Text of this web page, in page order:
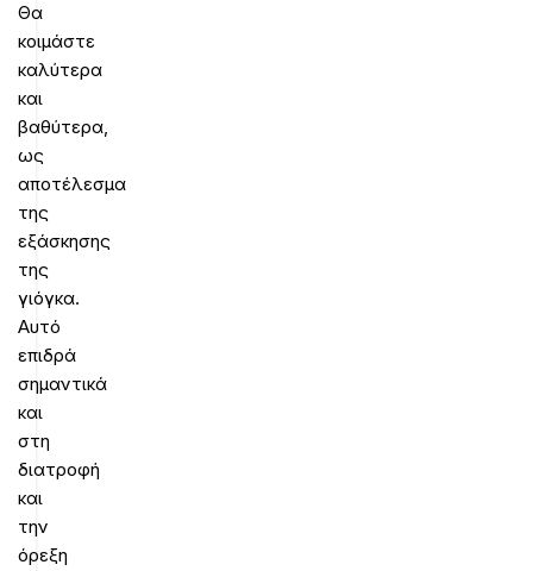
Θα
κοιμάστε
καλύτερα
και
βαθύτερα,
ως
αποτέλεσμα
της
εξάσκησης
της
γιόγκα.
Αυτό
επιδρά
σημαντικά
και
στη
διατροφή
και
την
όρεξη